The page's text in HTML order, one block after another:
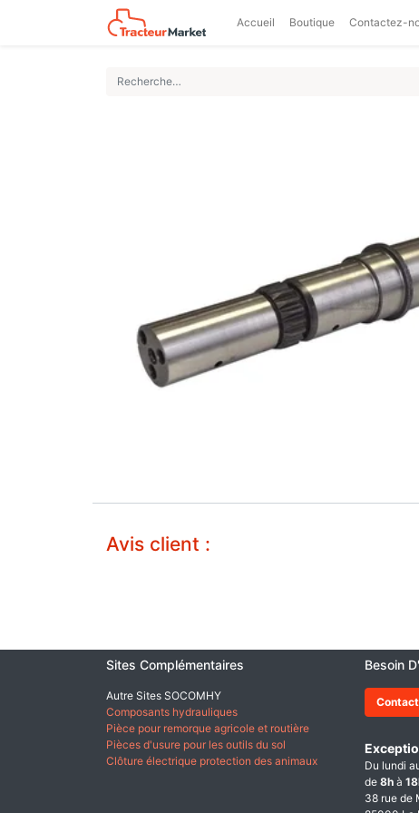
Accueil Boutique Contactez-
Avis client :
Sites Complémentaires
Autre Sites SOCOMHY
Composants hydrauliques
Pièce pour remorque agricole et routière
Pièces d'usure pour les outils du sol
Clôture électrique protection des animaux
Besoin
Du lundi
de 8h à
38 rue de